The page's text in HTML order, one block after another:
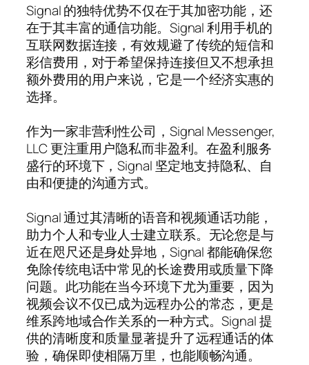
Signal 的独特优势不仅在于其加密功能，还
在于其丰富的通信功能。Signal 利用手机的
互联网数据连接，有效规避了传统的短信和
彩信费用，对于希望保持连接但又不想承担
额外费用的用户来说，它是一个经济实惠的
选择。
作为一家非营利性公司，Signal Messenger,
LLC 更注重用户隐私而非盈利。在盈利服务
盛行的环境下，Signal 坚定地支持隐私、自
由和便捷的沟通方式。
Signal 通过其清晰的语音和视频通话功能，
助力个人和专业人士建立联系。无论您是与
近在咫尺还是身处异地，Signal 都能确保您
免除传统电话中常见的长途费用或质量下降
问题。此功能在当今环境下尤为重要，因为
视频会议不仅已成为远程办公的常态，更是
维系跨地域合作关系的一种方式。Signal 提
供的清晰度和质量显著提升了远程通话的体
验，确保即使相隔万里，也能顺畅沟通。